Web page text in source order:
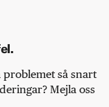
så snart
Mejla oss